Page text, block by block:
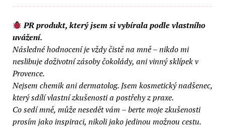
PR produkt, který jsem si vybírala podle vlastního
uvážení.
Následné hodnocení je vždy čistě na mně – nikdo mi
neslibuje doživotní zásoby čokolády, ani vinný sklípek v
Provence.
Nejsem chemik ani dermatolog. Jsem kosmetický nadšenec,
který sdílí vlastní zkušenosti a postřehy z praxe.
Co sedí mně, může nesedět vám – berte moje zkušenosti
prosím jako inspiraci, nikoli jako jedinou možnou cestu.